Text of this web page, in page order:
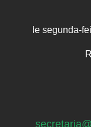
de segunda-feira a